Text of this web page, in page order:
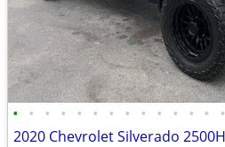
• • • • • • • • • • • • • •